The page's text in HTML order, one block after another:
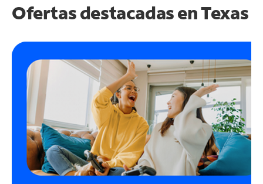
Ofertas destacadas enTexas